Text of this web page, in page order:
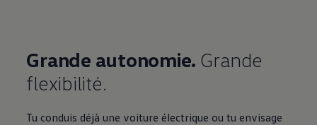
Grande autonomie. Grande
flexibilité.
Tu conduis déjà une voiture électrique ou tu envisage